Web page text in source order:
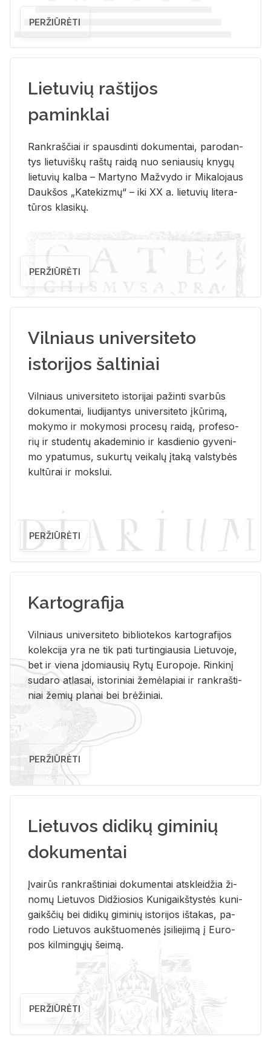
PERŽIŪRĖTI
Lietuvių raštijos
paminklai
Rank­raš­čiai ir spaus­din­ti do­ku­men­tai, pa­ro­dan­
tys lie­tu­viš­kų raš­tų rai­dą nuo se­niau­sių kny­gų
lie­tu­vių kal­ba – Mar­ty­no Ma­žvy­do ir Mi­ka­lo­jaus
Dauk­šos „Ka­te­kiz­mų“ – iki XX a. lie­tu­vių li­te­ra­
tū­ros kla­si­kų.
PERŽIŪRĖTI
Vilniaus universiteto
istorijos šaltiniai
Vil­niaus uni­ver­si­te­to is­to­ri­jai pa­žin­ti svar­būs
do­ku­men­tai, liu­di­jan­tys uni­ver­si­te­to įkū­ri­mą,
mo­ky­mo ir mo­ky­mo­si pro­ce­sų rai­dą, pro­fe­so­
rių ir stu­den­tų aka­de­mi­nio ir kas­die­nio gy­ve­ni­
mo ypa­tu­mus, su­kur­tų vei­ka­lų įta­ką vals­ty­bės
kul­tū­rai ir moks­lui.
PERŽIŪRĖTI
Kartografija
Vil­niaus uni­ver­si­te­to bi­b­lio­te­kos kar­to­gra­fi­jos
ko­lek­ci­ja yra ne tik pati tur­tin­giau­sia Lie­tu­vo­je,
bet ir vie­na įdo­miau­sių Rytų Eu­ro­po­je. Rin­ki­nį
su­da­ro at­la­sai, is­to­ri­niai že­mė­la­piai ir rank­raš­ti­
niai že­mių pla­nai bei brė­ži­niai.
PERŽIŪRĖTI
Lietuvos didikų giminių
dokumentai
Įvai­rūs rank­raš­ti­niai do­ku­men­tai at­sklei­džia ži­
no­mų Lie­tu­vos Di­džio­sios Ku­ni­gaikš­tys­tės ku­ni­
gaikš­čių bei di­di­kų gi­mi­nių is­to­ri­jos iš­ta­kas, pa­
ro­do Lie­tu­vos aukš­tuo­me­nės įsi­lie­ji­mą į Eu­ro­
pos kil­min­gų­jų šei­mą.
PERŽIŪRĖTI